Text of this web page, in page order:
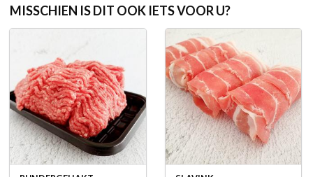
MISSCHIEN IS DIT OOK IETS VOOR U?